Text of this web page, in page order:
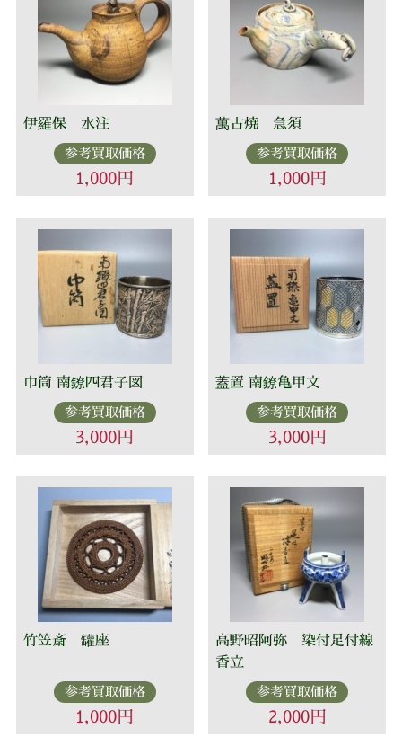
伊羅保 水注
参考買取価格
1,000円
萬古焼 急須
参考買取価格
1,000円
巾筒 南鐐四君子図
参考買取価格
3,000円
蓋置 南鐐亀甲文
参考買取価格
3,000円
竹笠斎 罐座
参考買取価格
1,000円
高野昭阿弥 染付足付線
香立
参考買取価格
2,000円